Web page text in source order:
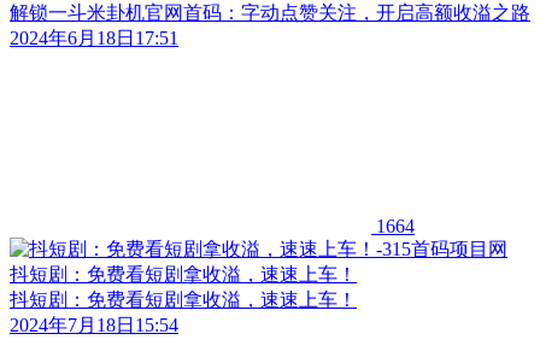
解锁一斗米卦机官网首码：字动点赞关注，开启高额收溢之路
2024年6月18日17:51
1664
抖短剧：免费看短剧拿收溢，速速上车！
抖短剧：免费看短剧拿收溢，速速上车！
2024年7月18日15:54